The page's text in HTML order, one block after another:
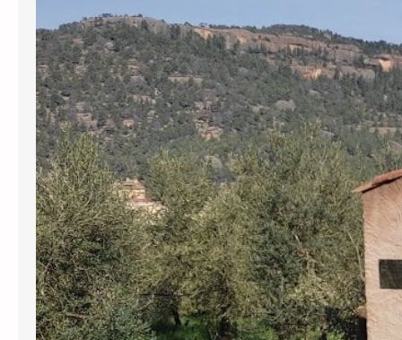
l’Ajuntament de Cabassers per greus
irregularitats en la gestió del
subministrament d’aigua. Per una
banda, s’han perdut prop de 30.000
euros pel transport d’aigua en
cisternes que no tenien el registre
sanitari obligatori, una pràctica que el
govern municipal va mantenir…